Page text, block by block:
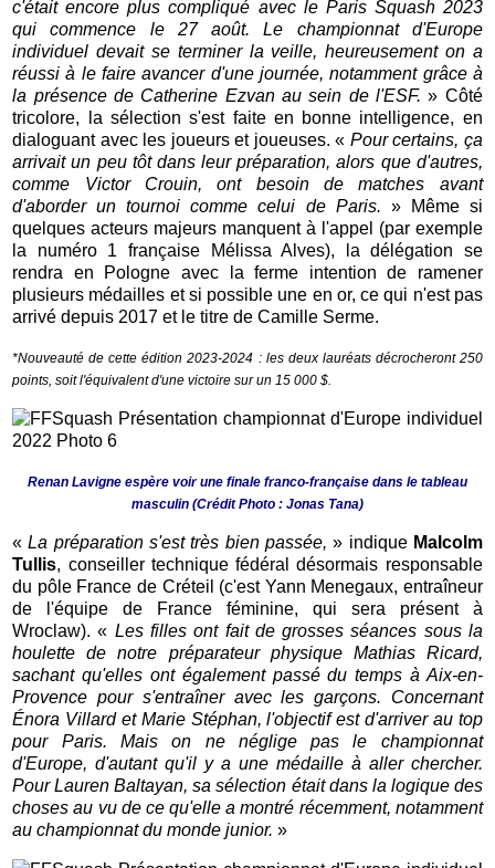
c'était encore plus compliqué avec le Paris Squash 2023
qui commence le 27 août. Le championnat d'Europe
individuel devait se terminer la veille, heureusement on a
réussi à le faire avancer d'une journée, notamment grâce à
la présence de Catherine Ezvan au sein de l'ESF.» Côté
tricolore, la sélection s'est faite en bonne intelligence, en
dialoguant avec les joueurs et joueuses. « Pour certains, ça
arrivait un peu tôt dans leur préparation, alors que d'autres,
comme Victor Crouin, ont besoin de matches avant
d'aborder un tournoi comme celui de Paris. » Même si
quelques acteurs majeurs manquent à l'appel (par exemple
la numéro 1 française Mélissa Alves), la délégation se
rendra en Pologne avec la ferme intention de ramener
plusieurs médailles et si possible une en or, ce qui n'est pas
arrivé depuis 2017 et le titre de Camille Serme.
*Nouveauté de cette édition 2023-2024 : les deux lauréats décrocheront 250
points, soit l'équivalent d'une victoire sur un 15 000 $.
Renan Lavigne espère voir une finale franco-française dans le tableau
masculin (Crédit Photo : Jonas Tana)
« La préparation s'est très bien passée,» indique Malcolm
Tullis, conseiller technique fédéral désormais responsable
du pôle France de Créteil (c'est Yann Menegaux, entraîneur
de l'équipe de France féminine, qui sera présent à
Wroclaw). « Les filles ont fait de grosses séances sous la
houlette de notre préparateur physique Mathias Ricard,
sachant qu'elles ont également passé du temps à Aix-en-
Provence pour s'entraîner avec les garçons. Concernant
Énora Villard et Marie Stéphan, l'objectif est d'arriver au top
pour Paris. Mais on ne néglige pas le championnat
d'Europe, d'autant qu'il y a une médaille à aller chercher.
Pour Lauren Baltayan, sa sélection était dans la logique des
choses au vu de ce qu'elle a montré récemment, notamment
au championnat du monde junior. »